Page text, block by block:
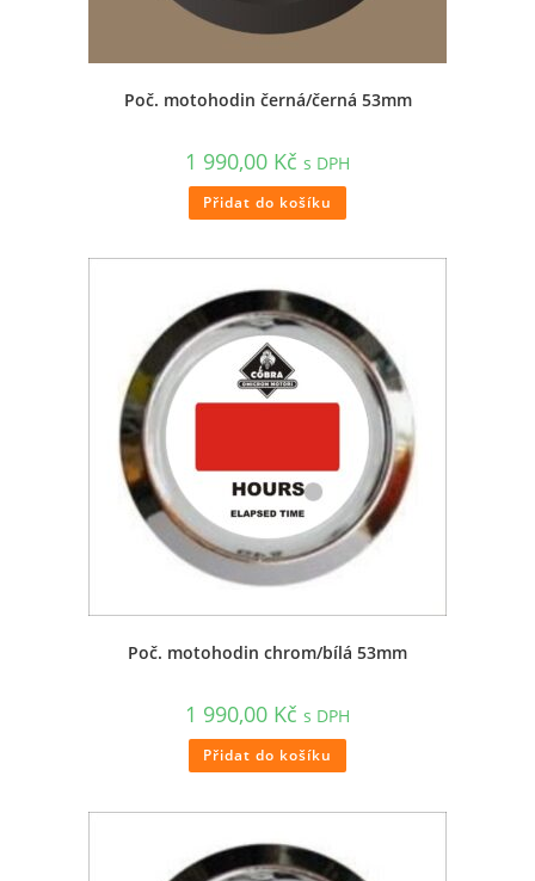
Poč. motohodin černá/černá 53mm
1 990,00 Kč s DPH
Přidat do košíku
Poč. motohodin chrom/bílá 53mm
1 990,00 Kč s DPH
Přidat do košíku